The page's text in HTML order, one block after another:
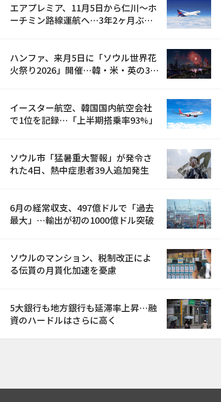
エアプレミア、11月5日から仁川〜ホ
ーチミン路線運航へ…3年2ヶ月ぶり
ハンファ、来月5日に「ソウル世界花
火祭り2026」開催…韓・米・英の3カ
イースター航空、韓国国内航空会社
で1位を記録…「上半期搭乗率93%」
ソウル市「猛暑重大警報」が発令さ
れた4日、熱中症患者39人追加発生
6月の経常収支、497億ドルで「過去
最大」…輸出が初の1000億ドル突破
ソウルのマンション、税制改正によ
る伝貰の月貰化加速を憂慮
5大銀行も地方銀行も延滞率上昇…融
資のハードルはさらに高く